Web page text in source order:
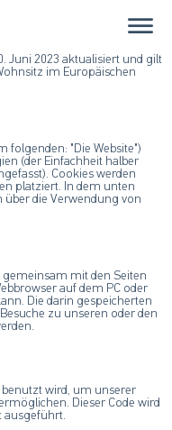
Juni 2023 aktualisiert und gilt
im Europäischen
folgenden: "Die Website")
(der Einfachheit halber
Cookies werden
platziert. In dem unten
die Verwendung von
gemeinsam mit den Seiten
auf dem PC oder
Die darin gespeicherten
zu unseren oder den
benutzt wird, um unserer
Dieser Code wird
ausgeführt.